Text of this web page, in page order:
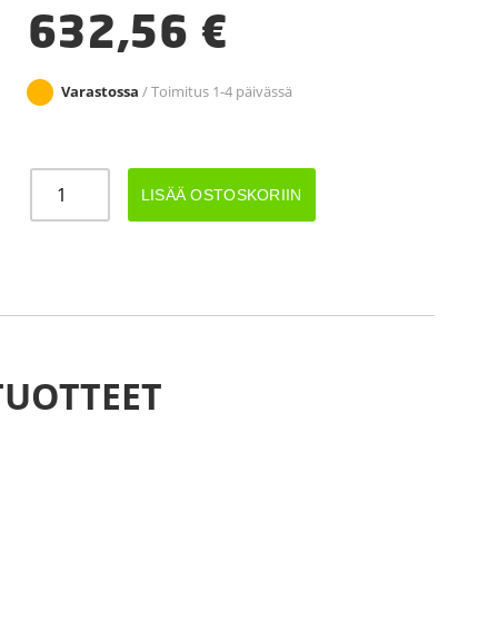
632,56 €
Varastossa / Toimitus 1-4 päivässä
900KG
LISÄÄ OSTOSKORIIN